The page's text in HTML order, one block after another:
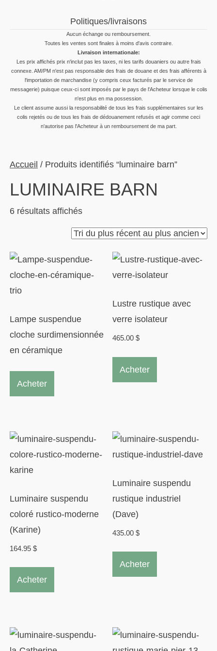
Politiques/livraisons
Aucun échange ou remboursement.
Toutes les ventes sont finales à moins d'avis contraire.
Livraison internationale:
Les prix affichés prix n'inclut pas les taxes, ni les tarifs douaniers ou autre frais
connexe. AM/PM n'est pas responsable des frais de douane et des frais afférents à
l'importation de marchandise (y compris ceux facturés par le service de
messagerie) puisque ceux-ci sont imposés par le pays de l'Acheteur lorsque le colis
n'est plus en ma possession.
Le client assume aussi la responsabilité de tous les frais supplémentaires sur les
colis rejetés ou de tous les frais de dédouanement refusés et agir comme ceci
n'autorise pas l'Acheteur à un remboursement de ma part.
Accueil / Produits identifiés “luminaire barn”
LUMINAIRE BARN
6 résultats affichésTrié
du
plus
récent
au
Lampe suspendue
cloche surdimensionnée
en céramique
Acheter
Lustre rustique avec
verre isolateur
465.00$
Acheter
Luminaire suspendu
coloré rustico-moderne
(Karine)
164.95 $
Acheter
Luminaire suspendu
rustique industriel
(Dave)
435.00$
Acheter